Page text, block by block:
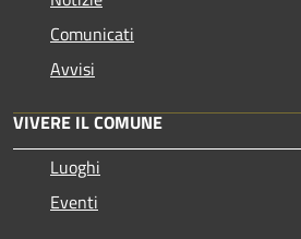
Comunicati
Avvisi
VIVERE IL COMUNE
Luoghi
Eventi